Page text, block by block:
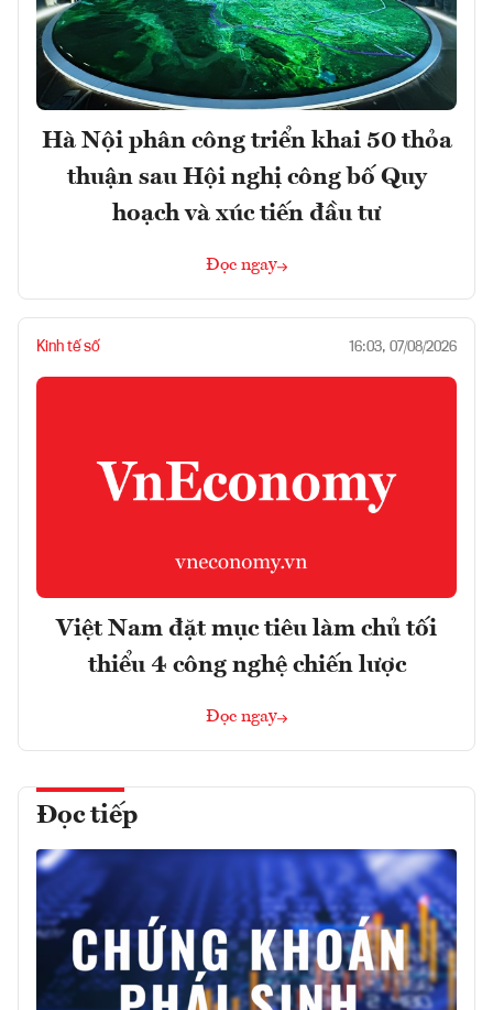
Hà Nội phân công triển khai 50 thỏa
thuận sau Hội nghị công bố Quy
hoạch và xúc tiến đầu tư
Đọc ngay
Kinh tế số 16:03, 07/08/2026
Việt Nam đặt mục tiêu làm chủ tối
thiểu 4 công nghệ chiến lược
Đọc ngay
Đọc tiếp